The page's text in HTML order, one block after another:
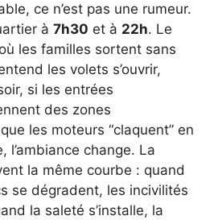
ce n’est pas une rumeur.
à 7h30 et à 22h. Le
les familles sortent sans
les volets s’ouvrir,
si les entrées
des zones
les moteurs “claquent” en
l’ambiance change. La
la même courbe : quand
se dégradent, les incivilités
la saleté s’installe, la